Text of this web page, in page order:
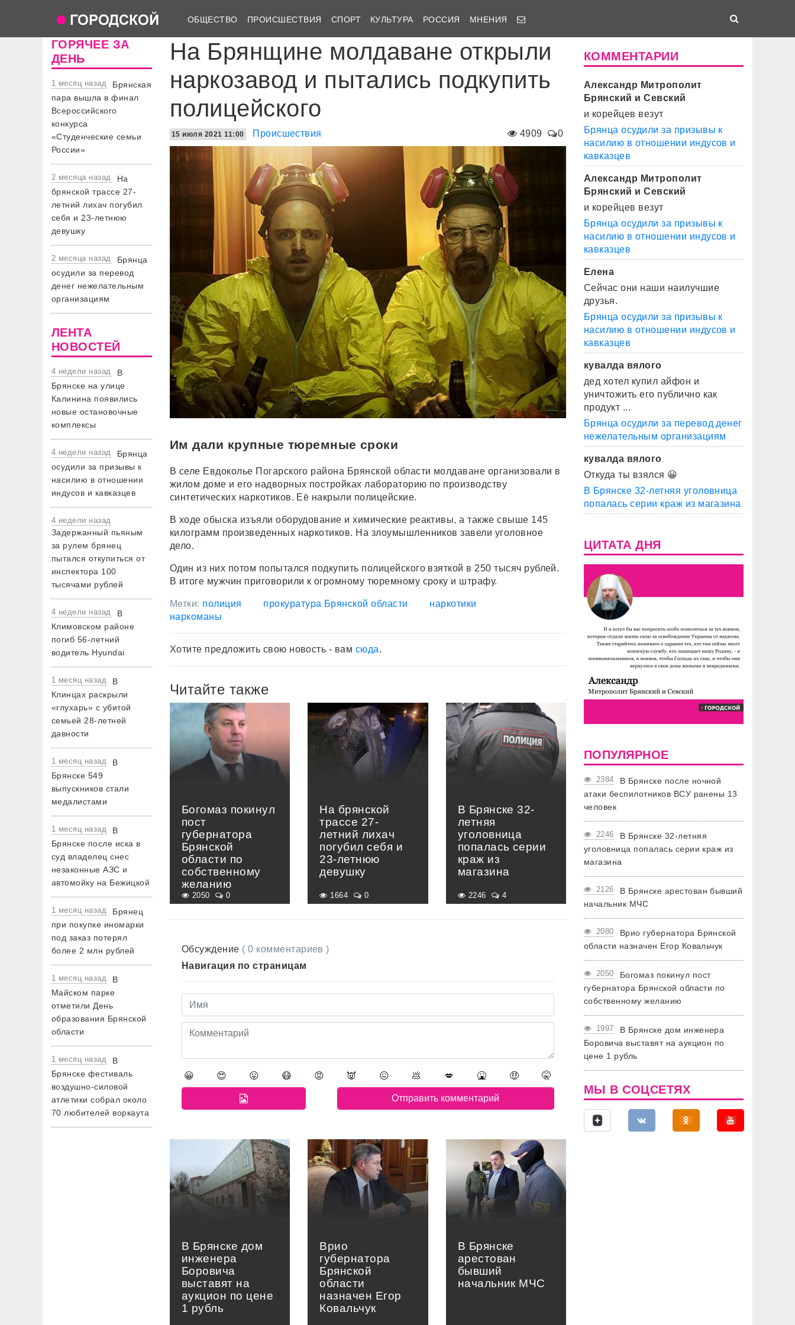
ОБЩЕСТВО ПРОИСШЕСТВИЯ СПОРТ КУЛЬТУРА РОССИЯ МНЕНИЯ
ГОРЯЧЕЕ ЗА
ДЕНЬ
1 месяц назад
Брянская
пара вышла в финал
Всероссийского
конкурса
«Студенческие семьи
России»
2 месяца назад
На
брянской трассе 27-
летний лихач погубил
себя и 23-летнюю
девушку
2 месяца назад
Брянца
осудили за перевод
денег нежелательным
организациям
ЛЕНТА
НОВОСТЕЙ
4 недели назад
В
Брянске на улице
Калинина появились
новые остановочные
комплексы
4 недели назад
Брянца
осудили за призывы к
насилию в отношении
индусов и кавказцев
4 недели назад
Задержанный пьяным
за рулем брянец
пытался откупиться от
инспектора 100
тысячами рублей
4 недели назад
В
Климовском районе
погиб 56-летний
водитель Hyundai
1 месяц назад
В
Клинцах раскрыли
«глухарь» с убитой
семьей 28-летней
давности
1 месяц назад
В
Брянске 549
выпускников стали
медалистами
1 месяц назад
В
Брянске после иска в
суд владелец снес
незаконные АЗС и
автомойку на Бежицкой
1 месяц назад
Брянец
при покупке иномарки
под заказ потерял
более 2 млн рублей
1 месяц назад
В
Майском парке
отметили День
образования Брянской
области
1 месяц назад
В
Брянске фестиваль
воздушно-силовой
атлетики собрал около
70 любителей воркаута
На Брянщине молдаване открыли
наркозавод и пытались подкупить
полицейского
4909 0
15 июля 2021 11:00 Происшествия
Им дали крупные тюремные сроки
В селе Евдоколье Погарского района Брянской области молдаване организовали в
жилом доме и его надворных постройках лабораторию по производству
синтетических наркотиков. Её накрыли полицейские.
В ходе обыска изъяли оборудование и химические реактивы, а также свыше 145
килограмм произведенных наркотиков. На злоумышленников завели уголовное
дело.
Один из них потом попытался подкупить полицейского взяткой в 250 тысяч рублей.
В итоге мужчин приговорили к огромному тюремному сроку и штрафу.
Метки: полиция прокуратура Брянской области
наркотики
наркоманы
Хотите предложить свою новость - вам сюда.
Читайте также
Богомаз покинул
пост
губернатора
Брянской
области по
собственному
желанию
2050 0
На брянской
трассе 27-
летний лихач
погубил себя и
23-летнюю
девушку
1664 0
В Брянске 32-
летняя
уголовница
попалась серии
краж из
магазина
2246 4
Обсуждение ( 0 комментариев )
Навигация по страницам
😀 😍 😛 😷 😡 👿 😖 💩 💋 🤮 🤑 🤫
В Брянске дом
инженера
Боровича
выставят на
аукцион по цене
1 рубль
Врио
губернатора
Брянской
области
назначен Егор
Ковальчук
В Брянске
арестован
бывший
начальник МЧС
КОММЕНТАРИИ
Александр Митрополит
Брянский и Севский
и корейцев везут
Брянца осудили за призывы к
насилию в отношении индусов и
кавказцев
Александр Митрополит
Брянский и Севский
и корейцев везут
Брянца осудили за призывы к
насилию в отношении индусов и
кавказцев
Елена
Сейчас они наши наилучшие
друзья.
Брянца осудили за призывы к
насилию в отношении индусов и
кавказцев
кувалда вялого
дед хотел купил айфон и
уничтожить его публично как
продукт ...
Брянца осудили за перевод денег
нежелательным организациям
кувалда вялого
Откуда ты взялся 😀
В Брянске 32-летняя уголовница
попалась серии краж из магазина
ЦИТАТА ДНЯ
ПОПУЛЯРНОЕ
2384
В Брянске после ночной
атаки беспилотников ВСУ ранены 13
человек
2246
В Брянске 32-летняя
уголовница попалась серии краж из
магазина
2126
В Брянске арестован бывший
начальник МЧС
2080
Врио губернатора Брянской
области назначен Егор Ковальчук
2050
Богомаз покинул пост
губернатора Брянской области по
собственному желанию
1997
В Брянске дом инженера
Боровича выставят на аукцион по
цене 1 рубль
МЫ В СОЦСЕТЯХ